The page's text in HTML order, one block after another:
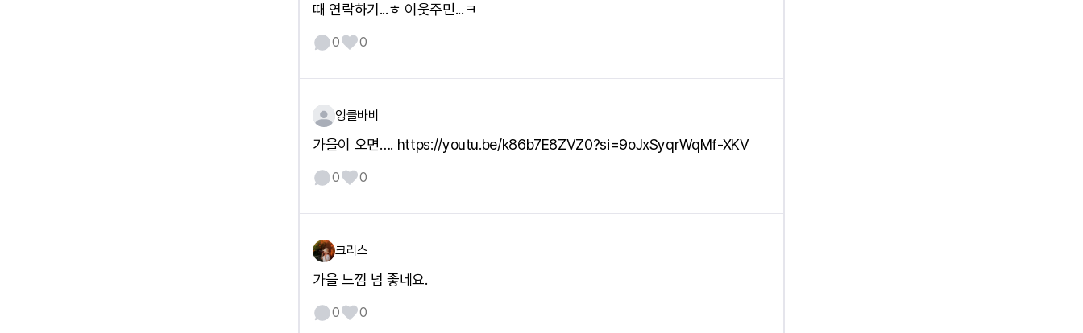
때 연락하기...ㅎ 이웃주민...ㅋ
0 0
엉클바비
가을이 오면…. https://youtu.be/k86b7E8ZVZ0?si=9oJxSyqrWqMf-XKV
0 0
크리스
가을 느낌 넘 좋네요.
0 0